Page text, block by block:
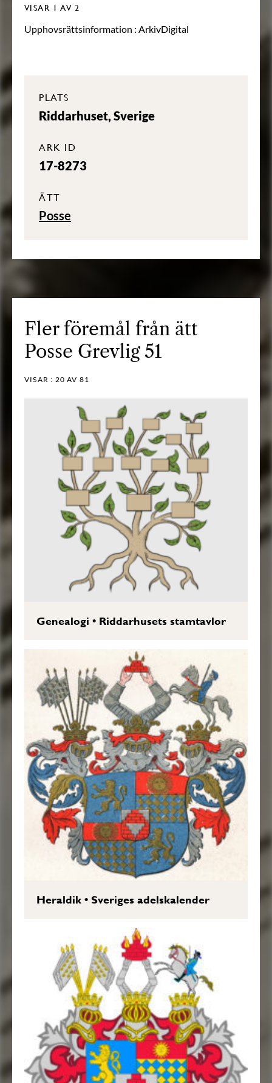
VISAR 1 AV 2
Upphovsrättsinformation : ArkivDigital
PLATS
Riddarhuset, Sverige
ARK ID
17-8273
ÄTT
Posse
Fler föremål från ätt
Posse Grevlig 51
VISAR : 20 AV 81
Genealogi • Riddarhusets stamtavlor
Heraldik•Sveriges adelskalender